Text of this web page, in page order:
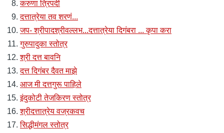
करुणा त्रिपदी
दत्तात्रेया तव शरणं...
जप- श्रीपादश्रीवल्लभ...दत्तात्रेया दिगंबरा ... कृपा करा
गुरुपादुका स्तोत्र
श्री दत्त बावनि
दत्त दिगंबर दैवत माझे
आज मी दत्तगुरू पाहिले
इंदुकोटी तेजकिरण स्तोत्र
श्रीदत्तात्रेय वज्रकवच
सिद्धीमंगल स्तोत्र